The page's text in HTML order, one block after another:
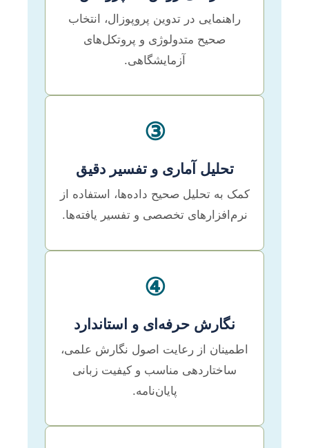
راهنمایی در تدوین پروپوزال، انتخاب
صحیح متدولوژی و پروتکل‌های
آزمایشگاهی.
③
تحلیل آماری و تفسیر دقیق
کمک به تحلیل صحیح داده‌ها، استفاده از
نرم‌افزارهای تخصصی و تفسیر یافته‌ها.
④
نگارش حرفه‌ای و استاندارد
اطمینان از رعایت اصول نگارش علمی،
ساختاردهی مناسب و کیفیت زبانی
پایان‌نامه.